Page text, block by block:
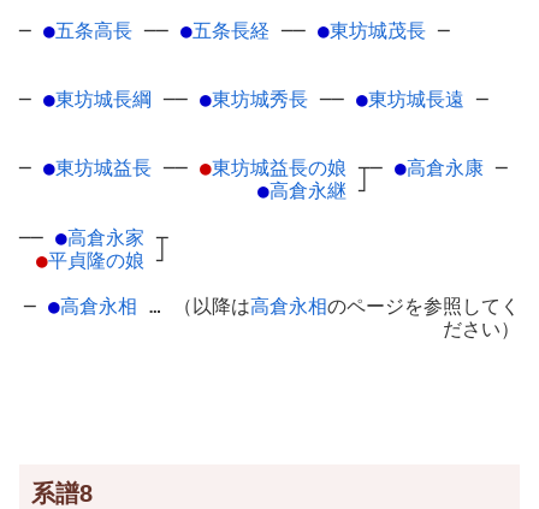
─ ●五条高長 ── ●五条長経 ── ●東坊城茂長 ─
─ ●東坊城長綱 ── ●東坊城秀長 ── ●東坊城長遠 ─
─ ●東坊城益長 ── ●東坊城益長の娘 ┬
●高倉永継 ┘
─ ●高倉永康 ─
── ●高倉永家 ┬
●平貞隆の娘 ┘
─ ●高倉永相 … （以降は高倉永相のページを参照してく
ださい）
系譜8